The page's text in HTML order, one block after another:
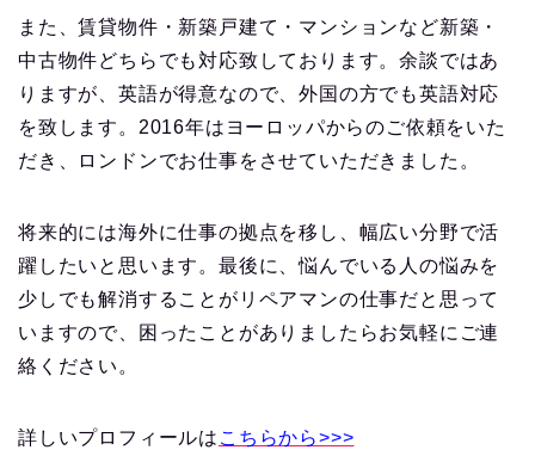
また、賃貸物件・新築戸建て・マンションなど新築・
中古物件どちらでも対応致しております。余談ではあ
りますが、英語が得意なので、外国の方でも英語対応
を致します。2016年はヨーロッパからのご依頼をいた
だき、ロンドンでお仕事をさせていただきました。
将来的には海外に仕事の拠点を移し、幅広い分野で活
躍したいと思います。最後に、悩んでいる人の悩みを
少しでも解消することがリペアマンの仕事だと思って
いますので、困ったことがありましたらお気軽にご連
絡ください。
詳しいプロフィールは こちらから>>>